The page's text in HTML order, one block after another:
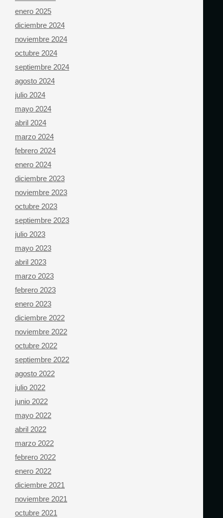
enero 2025
diciembre 2024
noviembre 2024
octubre 2024
septiembre 2024
agosto 2024
julio 2024
mayo 2024
abril 2024
marzo 2024
febrero 2024
enero 2024
diciembre 2023
noviembre 2023
octubre 2023
septiembre 2023
julio 2023
mayo 2023
abril 2023
marzo 2023
febrero 2023
enero 2023
diciembre 2022
noviembre 2022
octubre 2022
septiembre 2022
agosto 2022
julio 2022
junio 2022
mayo 2022
abril 2022
marzo 2022
febrero 2022
enero 2022
diciembre 2021
noviembre 2021
octubre 2021